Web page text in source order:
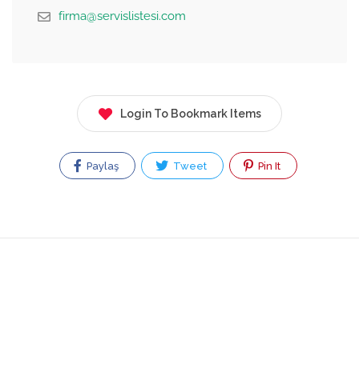
firma@servislistesi.com
Login To Bookmark Items
Paylaş Tweet Pin It